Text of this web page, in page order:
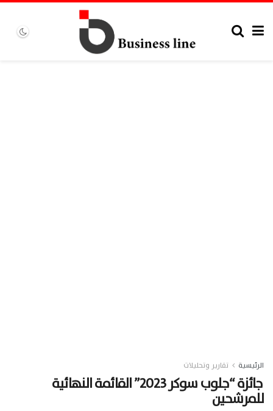
الرئيسية تقارير وتحليلات
جائزة “جلوب سوكر 2023” القائمة النهائية
للمرشحين